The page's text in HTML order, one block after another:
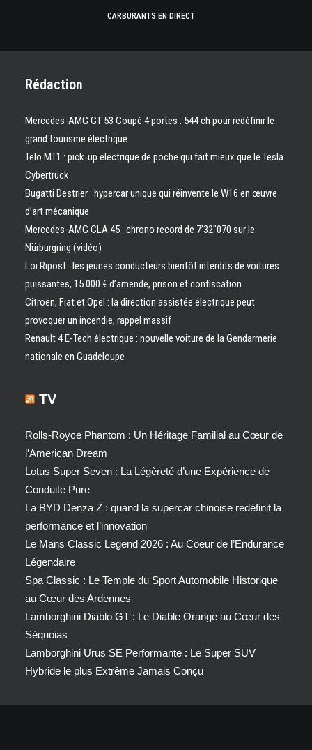
CARBURANTS EN DIRECT
Rédaction
Mercedes-AMG GT 53 Coupé 4 portes : 544 ch pour redéfinir le
grand tourisme électrique
Telo MT1 : pick‑up électrique de poche qui fait mieux que le Tesla
Cybertruck
Bugatti Destrier : hypercar unique qui réinvente le W16 en œuvre
d’art mécanique
Mercedes-AMG CLA 45 : chrono record de 7’32″070 sur le
Nürburgring (vidéo)
Loi Ripost : les jeunes conducteurs bientôt interdits de voitures
puissantes, 15 000 € d’amende, prison et confiscation
Citroën, Fiat et Opel : la direction assistée électrique peut
provoquer un incendie, rappel massif
Renault 4 E-Tech électrique : nouvelle voiture de la Gendarmerie
nationale en Guadeloupe
TV
Rolls-Royce Phantom : Un Héritage Familial au Cœur de
l’American Dream
Lotus Super Seven : La Légèreté d’une Expérience de
Conduite Pure
La BYD Denza Z : quand la supercar chinoise redéfinit la
performance et l’innovation
Le Mans Classic Legend 2026 : Au Coeur de l’Endurance
Légendaire
Spa Classic : Le Temple du Sport Automobile Historique
au Cœur des Ardennes
Lamborghini Diablo GT : Le Diable Orange au Cœur des
Séquoias
Lamborghini Urus SE Performante : Le Super SUV
Hybride le plus Extrême Jamais Conçu